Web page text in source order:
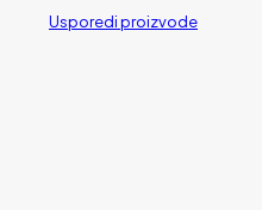
Usporedi proizvode